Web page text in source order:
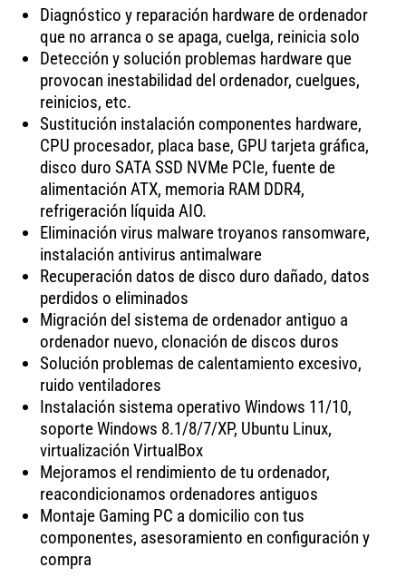
Diagnóstico y reparación hardware de ordenador
que no arranca o se apaga, cuelga, reinicia solo
Detección y solución problemas hardware que
provocan inestabilidad del ordenador, cuelgues,
reinicios, etc.
Sustitución instalación componentes hardware,
CPU procesador, placa base, GPU tarjeta gráfica,
disco duro SATA SSD NVMe PCIe, fuente de
alimentación ATX, memoria RAM DDR4,
refrigeración líquida AIO.
Eliminación virus malware troyanos ransomware,
instalación antivirus antimalware
Recuperación datos de disco duro dañado, datos
perdidos o eliminados
Migración del sistema de ordenador antiguo a
ordenador nuevo, clonación de discos duros
Solución problemas de calentamiento excesivo,
ruido ventiladores
Instalación sistema operativo Windows 11/10,
soporte Windows 8.1/8/7/XP, Ubuntu Linux,
virtualización VirtualBox
Mejoramos el rendimiento de tu ordenador,
reacondicionamos ordenadores antiguos
Montaje Gaming PC a domicilio con tus
componentes, asesoramiento en configuración y
compra